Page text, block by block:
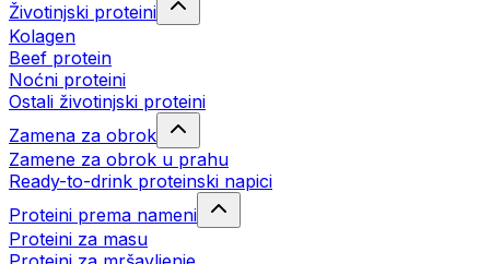
Životinjski proteini
Kolagen
Beef protein
Noćni proteini
Ostali životinjski proteini
Zamena za obrok
Zamene za obrok u prahu
Ready-to-drink proteinski napici
Proteini prema nameni
Proteini za masu